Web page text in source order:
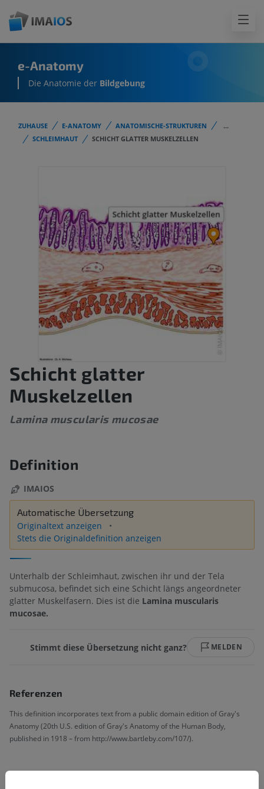
e-Anatomy
Die Anatomie der Bildgebung
ZUHAUSE E-ANATOMY ANATOMISCHE-STRUKTUREN
...
SCHLEIMHAUT
SCHICHT GLATTER MUSKELZELLEN
Schicht glatter
Muskelzellen
Lamina muscularis mucosae
Definition
IMAIOS
Automatische Übersetzung
Originaltext anzeigen
Stets die Originaldefinition anzeigen
Unterhalb der Schleimhaut, zwischen ihr und der Tela
submucosa, befindet sich eine Schicht längs angeordneter
glatter Muskelfasern. Dies ist die Lamina muscularis
mucosae.
Stimmt diese Übersetzung nicht ganz? MELDEN
Referenzen
This definition incorporates text from a public domain edition of Gray's
Anatomy (20th U.S. edition of Gray's Anatomy of the Human Body,
published in 1918 – from http://www.bartleby.com/107/).
Galerie